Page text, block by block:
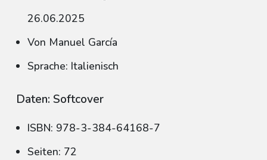
26.06.2025
Von Manuel García
Sprache: Italienisch
Daten: Softcover
ISBN: 978-3-384-64168-7
Seiten: 72